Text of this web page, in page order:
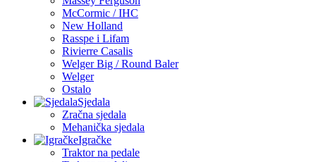
McCormic / IHC
New Holland
Rasspe i Lifam
Rivierre Casalis
Welger Big / Round Baler
Welger
Ostalo
Sjedala
Zračna sjedala
Mehanička sjedala
Igračke
Traktor na pedale